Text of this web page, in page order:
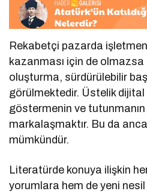
Rekabetçi pazarda
kazanması için de
oluşturma, sürdürülebilir
görülmektedir. Üstelik dijital
göstermenin ve
markalaşmaktır. Bu da
mümkündür.
Literatürde konuya ilişkin
yorumlara hem de yeni nesil